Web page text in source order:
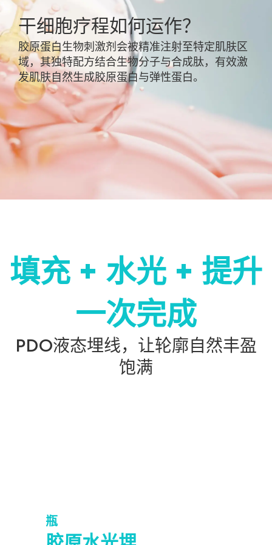
干细胞疗程如何运作？
胶原蛋白生物刺激剂会被精准注射至特定肌肤区
域，其独特配方结合生物分子与合成肽，有效激
发肌肤自然生成胶原蛋白与弹性蛋白。
填充 + 水光 + 提升
一次完成
PDO液态埋线，让轮廓自然丰盈
饱满
瓶